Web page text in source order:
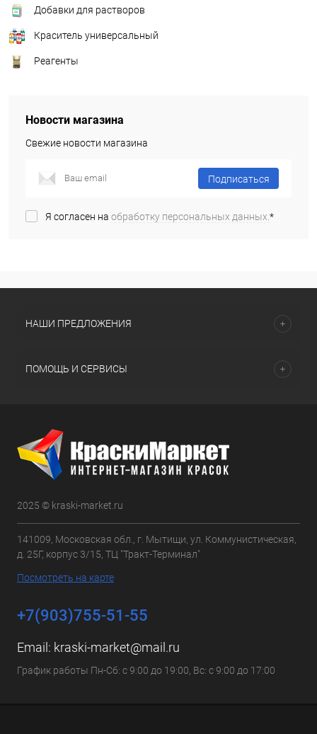
Добавки для растворов
Краситель универсальный
Реагенты
Новости магазина
Свежие новости магазина
Подписаться
Я согласен на обработку персональных данных.*
НАШИ ПРЕДЛОЖЕНИЯ
ПОМОЩЬ И СЕРВИСЫ
2025 © kraski-market.ru
141009, Московская обл., г. Мытищи, ул. Коммунистическая,
д. 25Г, корпус 3/15, ТЦ "Тракт-Терминал"
Посмотреть на карте
+7(903)755-51-55
Email: kraski-market@mail.ru
График работы Пн-Сб: с 9:00 до 19:00, Вс: с 9:00 до 17:00